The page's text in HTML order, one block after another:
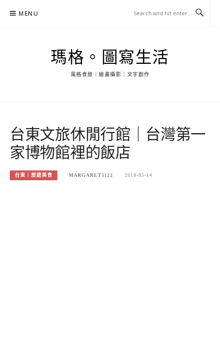
MENU
瑪格。圖寫生活
風格食旅｜繪畫攝影｜文字創作
台東文旅休閒行館｜台灣第一
家博物館裡的飯店
台東｜旅遊美食 MARGARET1122 2018-05-14